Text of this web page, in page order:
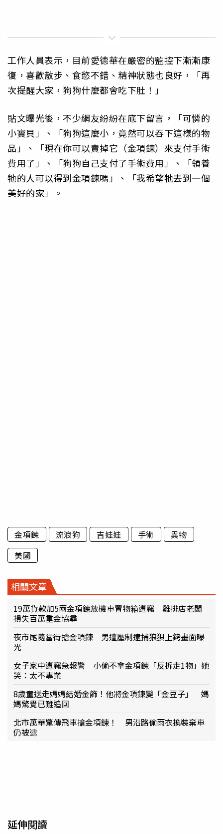
工作人員表示，目前愛德華在嚴密的監控下漸漸康
復，喜歡散步、食慾不錯、精神狀態也良好，「再
次提醒大家，狗狗什麼都會吃下肚！」
貼文曝光後，不少網友紛紛在底下留言，「可憐的
小寶貝」、「狗狗這麼小，竟然可以吞下這樣的物
品」、「現在你可以賣掉它（金項鍊）來支付手術
費用了」、「狗狗自己支付了手術費用」、「領養
牠的人可以得到金項鍊嗎」、「我希望牠去到一個
美好的家」。
金項鍊 流浪狗 吉娃娃 手術
異物
美國
相關文章
19萬貨款加5兩金項鍊放機車置物箱遭竊 雞排店老闆
損失百萬重金協尋
夜市尾隨當街搶金項鍊 男遭壓制逮捕狼狽上銬畫面曝
光
女子家中遭竊急報警 小偷不拿金項鍊「反拆走1物」她
笑：太不專業
8歲童送走媽媽結婚金飾！他將金項鍊變「金豆子」 媽
媽驚覺已難追回
北市萬華驚傳飛車搶金項鍊！ 男沿路偷雨衣換裝棄車
仍被逮
延伸閱讀